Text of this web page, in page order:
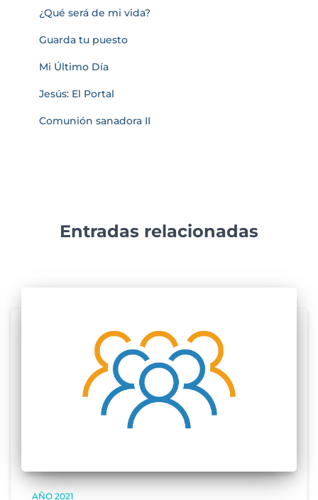
¿Qué será de mi vida?
Guarda tu puesto
Mi Último Día
Jesús: El Portal
Comunión sanadora II
Entradas relacionadas
AÑO 2021